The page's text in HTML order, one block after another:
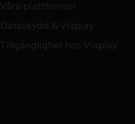
Våra plattformar
Dataskydd & Viaplay
Tillgänglighet hos Viaplay